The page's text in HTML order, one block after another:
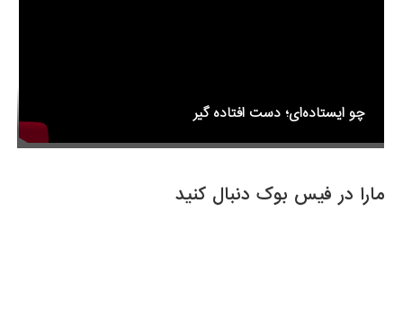
چو ایستاده‌ای؛ دست افتاده گیر
مارا در فیس بوک دنبال کنید